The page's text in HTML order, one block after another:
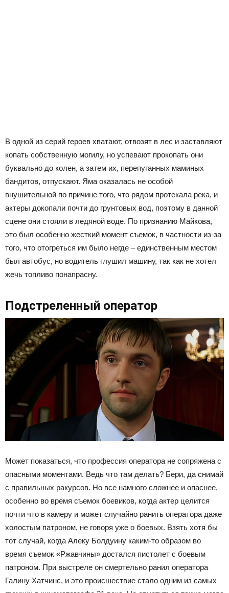
В одной из серий героев хватают, отвозят в лес и заставляют
копать собственную могилу, но успевают прокопать они
буквально до колен, а затем их, перепуганных маминых
бандитов, отпускают. Яма оказалась не особой
внушительной по причине того, что рядом протекала река, и
актеры докопали почти до грунтовых вод, поэтому в данной
сцене они стояли в ледяной воде. По признанию Майкова,
это был особенно жесткий момент съемок, в частности из-за
того, что отогреться им было негде – единственным местом
был автобус, но водитель глушил машину, так как не хотел
жечь топливо понапрасну.
Подстреленный оператор
Может показаться, что профессия оператора не сопряжена с
опасными моментами. Ведь что там делать? Бери, да снимай
с правильных ракурсов. Но все намного сложнее и опаснее,
особенно во время съемок боевиков, когда актер целится
почти что в камеру и может случайно ранить оператора даже
холостым патроном, не говоря уже о боевых. Взять хотя бы
тот случай, когда Алеку Болдуину каким-то образом во
время съемок «Ржавчины» достался пистолет с боевым
патроном. При выстреле он смертельно ранил оператора
Галину Хатчинс, и это происшествие стало одним из самых